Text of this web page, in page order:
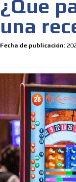
¿Que
una
Fecha de publicación: